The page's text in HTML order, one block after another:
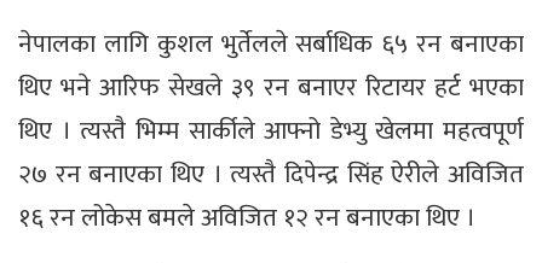
नेपालका लागि कुशल भुर्तेलले सर्बाधिक ६५ रन बनाएका
थिए भने आरिफ सेखले ३९ रन बनाएर रिटायर हर्ट भएका
थिए । त्यस्तै भिम्म सार्कीले आफ्नो डेभ्यु खेलमा महत्वपूर्ण
२७ रन बनाएका थिए । त्यस्तै दिपेन्द्र सिंह ऐरीले अविजित
१६ रन लोकेस बमले अविजित १२ रन बनाएका थिए ।